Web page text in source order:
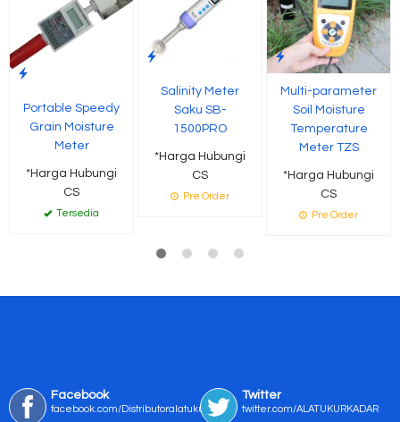
Portable Speedy
Grain Moisture
Meter
*Harga Hubungi
CS
Tersedia
Salinity Meter
Saku SB-
1500PRO
*Harga Hubungi
CS
Pre Order
Multi-parameter
Soil Moisture
Temperature
Meter TZS
*Harga Hubungi
CS
Pre Order
Facebook
facebook.com/Distributoralatukur
Twitter
twitter.com/ALATUKURKADAR